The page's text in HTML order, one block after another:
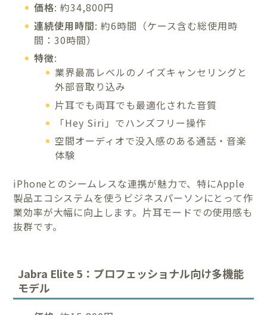
価格: 約34,800円
連続使用時間: 約6時間（ケース含む総使用時
間：30時間）
特徴:
業界最高レベルのノイズキャンセリングと
外部音取り込み
片耳でも両耳でも最適化された音質
「Hey Siri」でハンズフリー操作
空間オーディオで没入感のある通話・音楽
体験
iPhoneとのシームレスな連携が魅力で、特にApple
製品エコシステムを使うビジネスパーソンにとって作
業効率が大幅に向上します。片耳モードでの使用感も
抜群です。
Jabra Elite 5：プロフェッショナル向け多機能
モデル